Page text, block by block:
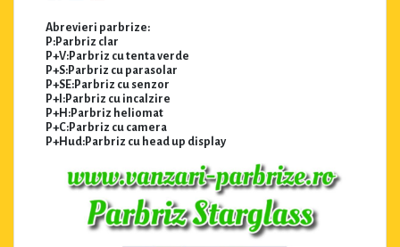
Abrevieri parbrize:
P:Parbriz clar
P+V:Parbriz cu tenta verde
P+S:Parbriz cu parasolar
P+SE:Parbriz cu senzor
P+I:Parbriz cu incalzire
P+H:Parbriz heliomat
P+C:Parbriz cu camera
P+Hud:Parbriz cu head up display